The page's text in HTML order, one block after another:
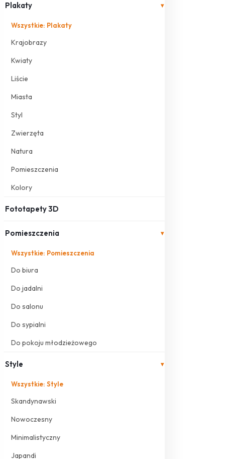
Plakaty ▾
Wszystkie: Plakaty
Krajobrazy
Kwiaty
Liście
Miasta
Styl
Zwierzęta
Natura
Pomieszczenia
Kolory
Fototapety 3D
Pomieszczenia ▾
Wszystkie: Pomieszczenia
Do biura
Do jadalni
Do salonu
Do sypialni
Do pokoju młodzieżowego
Style ▾
Wszystkie: Style
Skandynawski
Nowoczesny
Minimalistyczny
Japandi